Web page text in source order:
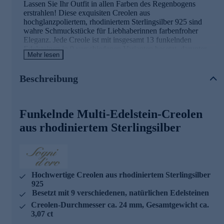
Lassen Sie Ihr Outfit in allen Farben des Regenbogens
erstrahlen! Diese exquisiten Creolen aus
hochglanzpoliertem, rhodiniertem Sterlingsilber 925 sind
wahre Schmuckstücke für Liebhaberinnen farbenfroher
Eleganz. Jede Creole ist mit insgesamt 13 funkelnden
Edelsteinen in 9 verschiedenen Varianten besetzt, darunter
Amethyst, Iolith, Topas, Chromdiopsid, Peridot, Citrin,
einem Durchmesser von je 3 mm sind sorgfältig in
Krappenfassungen eingearbeitet und bilden zusammen ein
Creolen perfekt an Ihr Ohr und verleihen Ihrem Look einen
Hauch von Extravaganz. Das Gesamtgewicht der Edelsteine
beträgt ca. 3,07 ct, was die Hochwertigkeit dieses
Abendkleid oder als farbenfroher Akzent zu Ihrem
Alltagsoutfit - diese Creolen sind vielseitige Begleiter, die
Ihre natürliche Schönheit auf einzigartige Weise betonen.
Mehr lesen
Beschreibung
Funkelnde Multi-Edelstein-Creolen
aus rhodiniertem Sterlingsilber
Hochwertige Creolen aus rhodiniertem Sterlingsilber
925
Besetzt mit 9 verschiedenen, natürlichen Edelsteinen
Creolen-Durchmesser ca. 24 mm, Gesamtgewicht ca.
3,07 ct